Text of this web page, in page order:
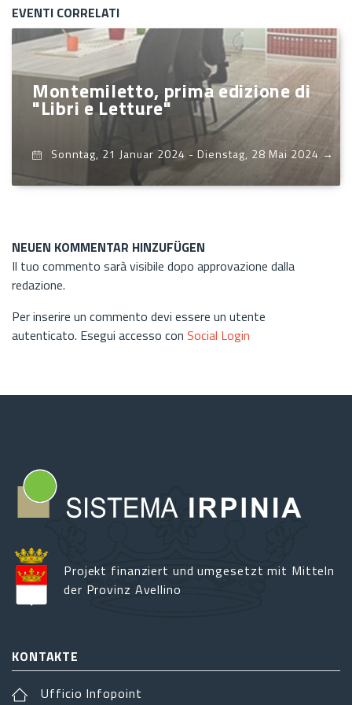
EVENTI CORRELATI
Montemiletto, prima edizione di
"Libri e Letture"
Sonntag, 21 Januar 2024 - Dienstag, 28 Mai 2024 →
NEUEN KOMMENTAR HINZUFÜGEN
Il tuo commento sarà visibile dopo approvazione dalla
redazione.
Per inserire un commento devi essere un utente
autenticato. Esegui accesso con Social Login
Projekt finanziert und umgesetzt mit Mitteln
der Provinz Avellino
KONTAKTE
Ufficio Infopoint